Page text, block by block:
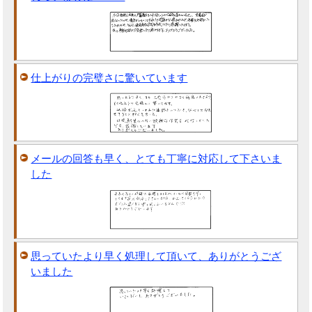
仕上がりの完璧さに驚いています
メールの回答も早く、とても丁寧に対応して下さいま
した
思っていたより早く処理して頂いて、ありがとうござ
いました